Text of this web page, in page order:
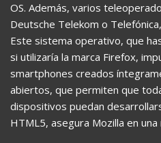
OS. Además, varios
Deutsche Telekom o
Este sistema operativo, que
si utilizaría la marca Firefox,
smartphones creados
abiertos, que permiten que
dispositivos puedan
HTML5, asegura Mozilla en